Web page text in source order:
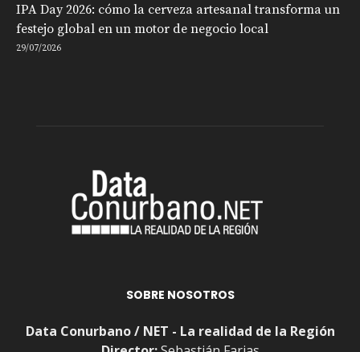
IPA Day 2026: cómo la cerveza artesanal transforma un
festejo global en un motor de negocio local
29/07/2026
SOBRE NOSOTROS
Data Conurbano / NET - La realidad de la Región